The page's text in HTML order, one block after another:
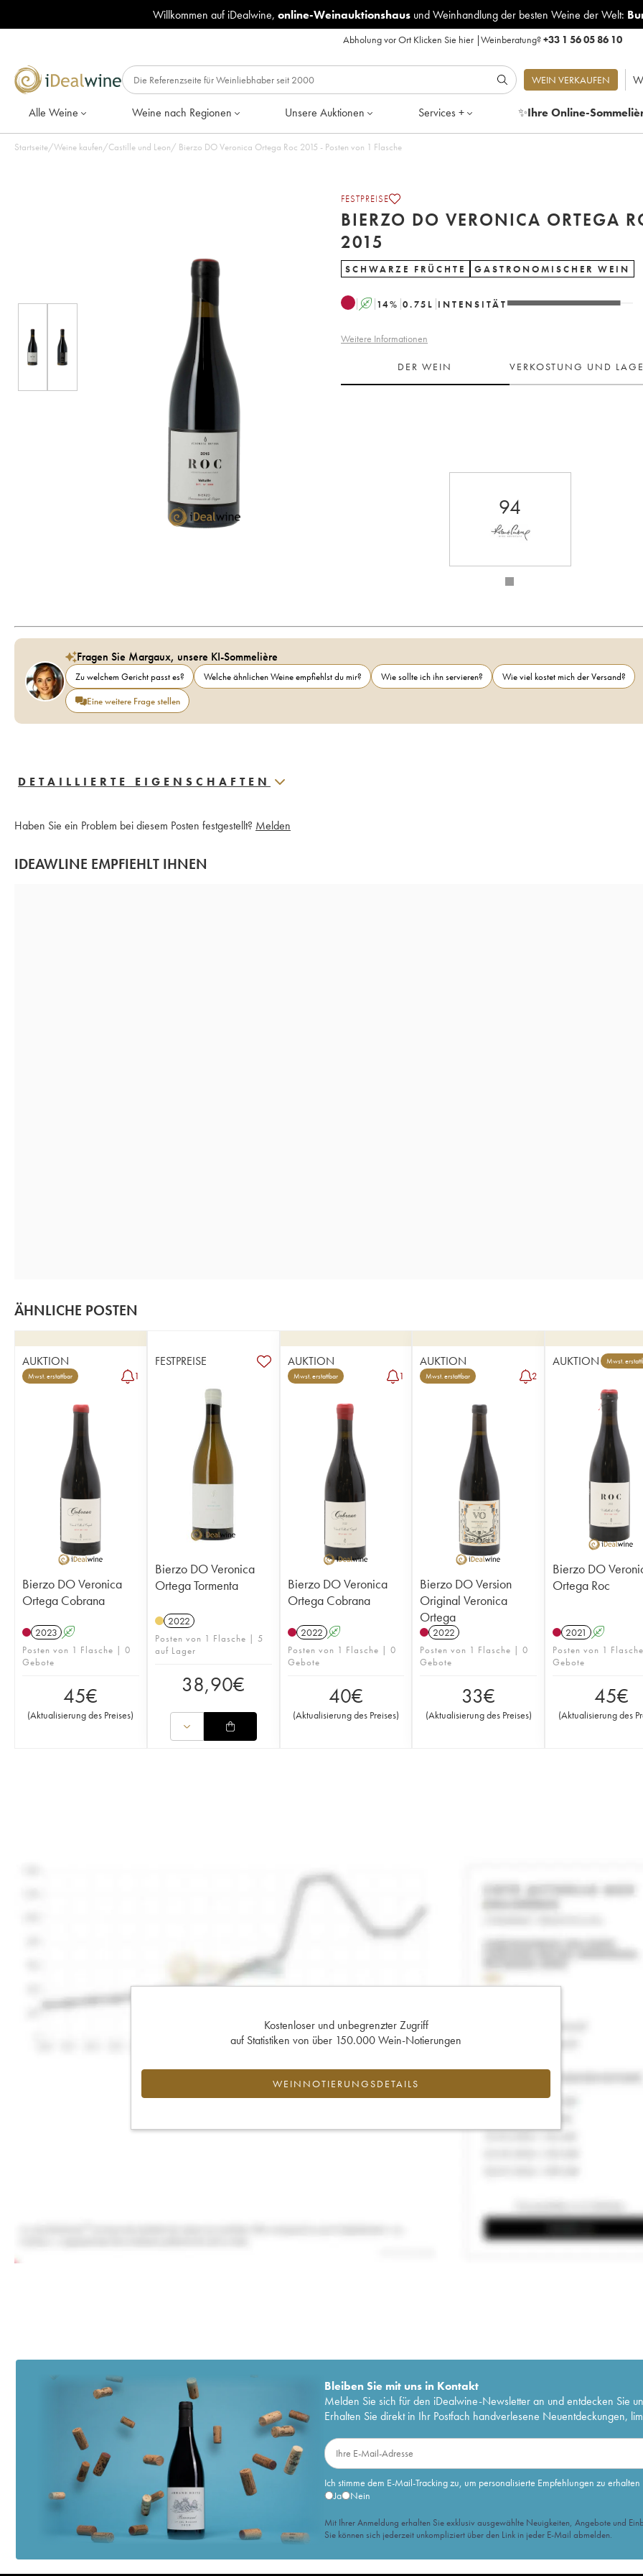
Willkommen auf iDealwine, online-Weinauktionshausund Weinhandlung der besten Weine der Welt:
Abholung vor Ort Klicken Sie hier|Weinberatung?+33 1 56 05 86 10
WEIN VERKAUFEN
Alle Weine Weine nach Regionen Unsere Auktionen Services + ✨Ihre Online-
Startseite/Weine kaufen/Castille und Leon/ Bierzo DO Veronica Ortega Roc 2015 - Posten von 1 Flasche
FESTPREISE
BIERZO DO VERONICA ORTEGA
2015
SCHWARZE FRÜCHTE GASTRONOMISCHER WEIN
A 14% 0.75 L INTENSITÄT
Weitere Informationen
DER WEIN VERKOSTUNG UND
94
Fragen Sie Margaux, unsere KI-Sommelière
Zu welchem Gericht passt es? Welche ähnlichen Weine empfiehlst du mir? Wie sollte ich ihn servieren?
Wie viel kostet mich der Versand?
Eine weitere Frage stellen
DETAILLIERTE EIGENSCHAFTEN
Haben Sie ein Problem bei diesem Posten festgestellt? Melden
IDEAWLINE EMPFIEHLT IHNEN
ÄHNLICHE POSTEN
AUKTION
Mwst. erstattbar 1
Bierzo DO Veronica
Ortega Cobrana
2023 A
Posten von 1 Flasche | 0
Gebote
45€
(Aktualisierung des Preises)
FESTPREISE
Bierzo DO Veronica
Ortega Tormenta
2022
Posten von 1 Flasche | 5
auf Lager
38,90€
AUKTION
Mwst. erstattbar 1
Bierzo DO Veronica
Ortega Cobrana
2022 A
Posten von 1 Flasche | 0
Gebote
40€
(Aktualisierung des Preises)
AUKTION
Mwst. erstattbar 2
Bierzo DO Version
Original Veronica
Ortega
2022
Posten von 1 Flasche | 0
Gebote
33€
(Aktualisierung des Preises)
AUKTION Mwst.
Bierzo DO
Ortega Roc
2021 A
Posten von 1
Gebote
45€
(Aktualisierung des
Kostenloser und unbegrenzter Zugriff
auf Statistiken von über 150.000 Wein-Notierungen
WEINNOTIERUNGSDETAILS
Bleiben Sie mit uns in Kontakt
Melden Sie sich für den iDealwine-Newsletter an und entdecken Sie
Erhalten Sie direkt in Ihr Postfach handverlesene Neuentdeckungen,
Ich stimme dem E-Mail-Tracking zu, um personalisierte Empfehlungen zu erhalten
Ja
Nein
Mit Ihrer Anmeldung erhalten Sie exklusiv ausgewählte Neuigkeiten, Angebote und
Sie können sich jederzeit unkompliziert über den Link in jeder E-Mail abmelden.